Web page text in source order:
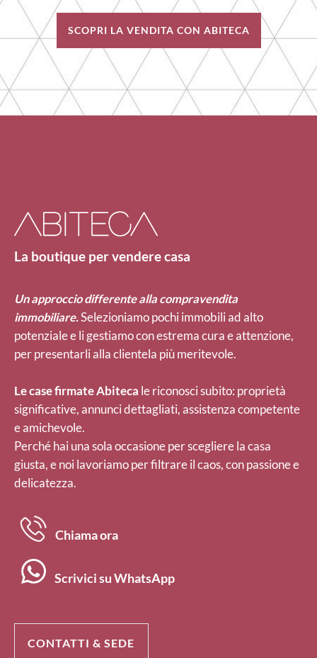
SCOPRI LA VENDITA CON ABITECA
La boutique per vendere casa
Un approccio differente alla compravendita
immobiliare.Selezioniamo pochi immobili ad alto
potenziale e li gestiamo con estrema cura e attenzione,
per presentarli alla clientela più meritevole.
Le case firmate Abiteca le riconosci subito: proprietà
significative, annunci dettagliati, assistenza competente
e amichevole.
Perché hai una sola occasione per scegliere la casa
giusta, e noi lavoriamo per filtrare il caos, con passione e
delicatezza.
Chiama ora
Scrivici su WhatsApp
CONTATTI & SEDE